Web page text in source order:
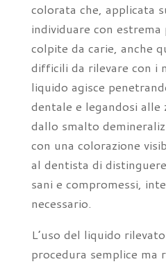
colorata che, applicata
individuare con estrema
colpite da carie, anche
difficili da rilevare con i
liquido agisce
dentale e legandosi alle
dallo smalto
con una colorazione
al dentista di
sani e compromessi,
necessario.
L’uso del liquido
procedura semplice ma